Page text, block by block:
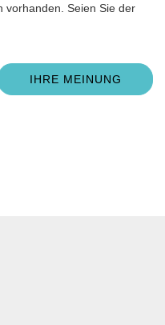
vorhanden. Seien Sie der
IHRE MEINUNG